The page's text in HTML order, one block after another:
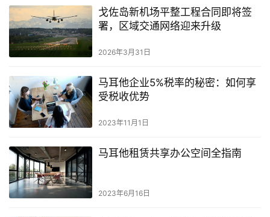
戈佐岛新机场平整工程合同即将签
署，区域交通网络迎来升级
2026年3月31日
马耳他企业5%税率的秘密：如何享
受税收优势
2023年11月1日
马耳他租赁共享办公空间全指南
2023年6月16日